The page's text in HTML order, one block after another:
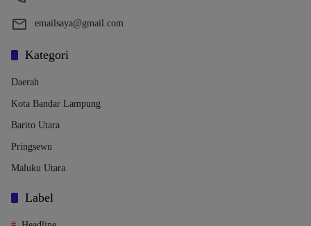
emailsaya@gmail.com
Kategori
Daerah
Kota Bandar Lampung
Barito Utara
Pringsewu
Maluku Utara
Label